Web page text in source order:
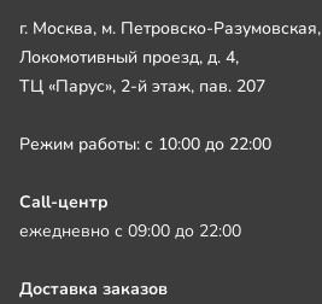
г. Москва, м. Петровско-Разумовская,
Локомотивный проезд, д. 4,
ТЦ «Парус», 2-й этаж, пав. 207
Режим работы: с 10:00 до 22:00
Call-центр
ежедневно с 09:00 до 22:00
Доставка заказов